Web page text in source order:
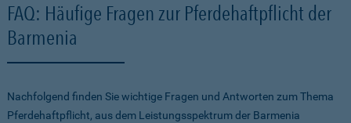
FAQ: Häufige Fragen zur Pferdehaftpflicht der
Barmenia
Nachfolgend finden Sie wichtige Fragen und Antworten zum Thema
Pferdehaftpflicht, aus dem Leistungsspektrum der Barmenia